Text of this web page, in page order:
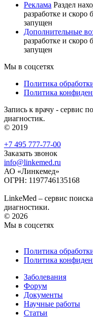
Реклама Раздел
разработке и скоро
запущен
Дополнительные
разработке и скоро
запущен
Мы в соцсетях
Политика
Политика
Запись к врачу - сервис
диагностик.
© 2019
+7 495 777-77-00
Заказать звонок
info@linkemed.ru
АО «Линкемед»
ОГРН: 1197746135168
LinkeMed – сервис
диагностики.
© 2026
Мы в соцсетях
Политика
Политика
Заболевания
Форум
Документы
Научные работы
Статьи